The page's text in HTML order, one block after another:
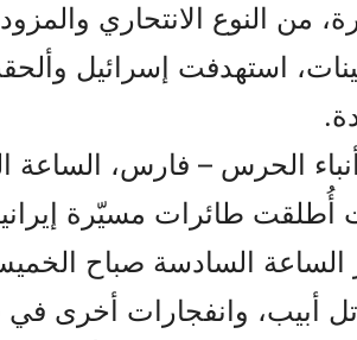
من النوع الانتحاري
استهدفت إسرائيل
أنباء الحرس – فارس،
أُطلقت طائرات مسيّرة
الساعة السادسة صباح
أبيب، وانفجارات أخرى